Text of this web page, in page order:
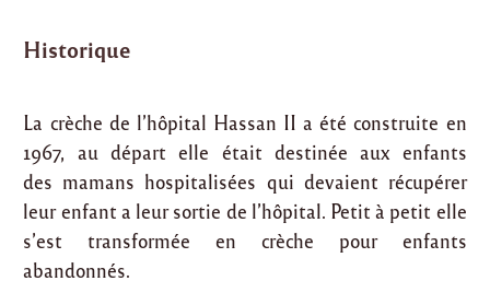
Historique
La crèche de l’hôpital Hassan II a été construite en
1967, au départ elle était destinée aux enfants
des mamans hospitalisées qui devaient récupérer
leur enfant a leur sortie de l’hôpital. Petit à petit elle
s’est transformée en crèche pour enfants
abandonnés.